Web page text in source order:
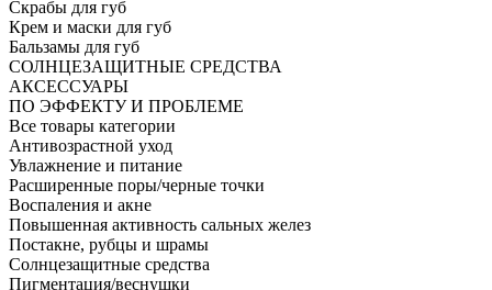
Скрабы для губ
Крем и маски для губ
Бальзамы для губ
СОЛНЦЕЗАЩИТНЫЕ СРЕДСТВА
АКСЕССУАРЫ
ПО ЭФФЕКТУ И ПРОБЛЕМЕ
Все товары категории
Антивозрастной уход
Увлажнение и питание
Расширенные поры/черные точки
Воспаления и акне
Повышенная активность сальных желез
Постакне, рубцы и шрамы
Солнцезащитные средства
Пигментация/веснушки